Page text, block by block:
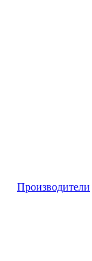
Производители